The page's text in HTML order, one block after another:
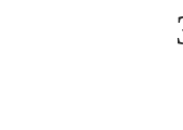
3.